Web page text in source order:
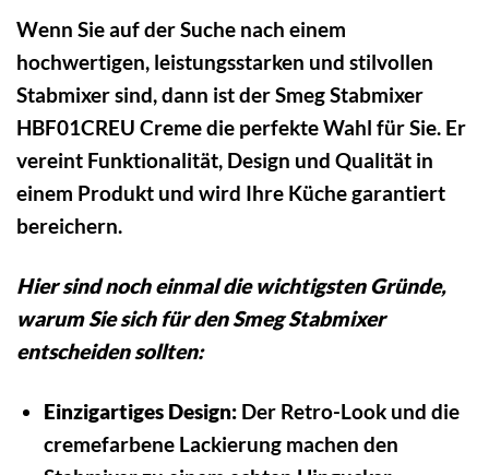
Wenn Sie auf der Suche nach einem
hochwertigen, leistungsstarken und stilvollen
Stabmixer sind, dann ist der Smeg Stabmixer
HBF01CREU Creme die perfekte Wahl für Sie. Er
vereint Funktionalität, Design und Qualität in
einem Produkt und wird Ihre Küche garantiert
bereichern.
Hier sind noch einmal die wichtigsten Gründe,
warum Sie sich für den Smeg Stabmixer
entscheiden sollten:
Einzigartiges Design:Der Retro-Look und die
cremefarbene Lackierung machen den